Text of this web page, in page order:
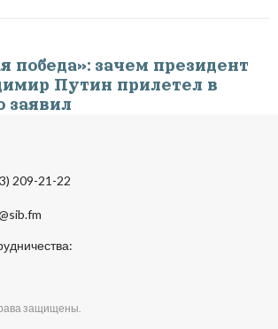
победа»: зачем президент
Путин прилетел в
заявил
209-21-22
защищены.